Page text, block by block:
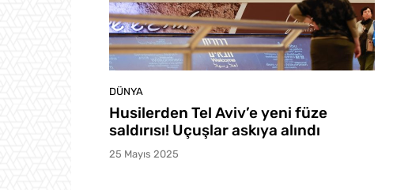
DÜNYA
Husilerden Tel Aviv’e yeni füze
saldırısı! Uçuşlar askıya alındı
25 Mayıs 2025